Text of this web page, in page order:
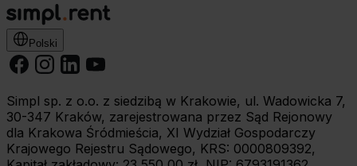
Polski
Simpl sp. z o.o. z siedzibą w Krakowie, ul. Wadowicka 7,
30-347 Kraków, zarejestrowana przez Sąd Rejonowy
dla Krakowa Śródmieścia, XI Wydział Gospodarczy
Krajowego Rejestru Sądowego, KRS: 0000809392,